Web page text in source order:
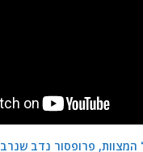
המצוות, פרופסור נדב שנרב